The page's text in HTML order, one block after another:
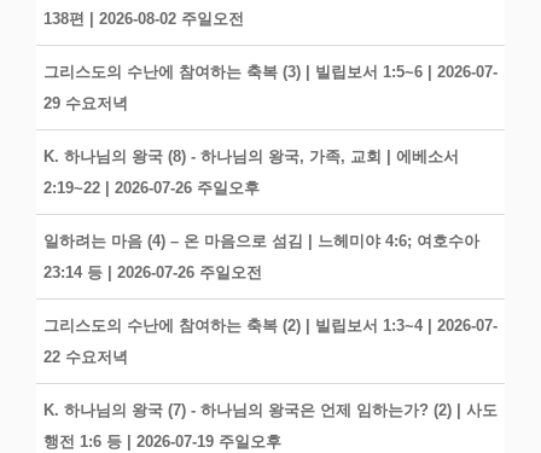
138편 | 2026-08-02 주일오전
그리스도의 수난에 참여하는 축복 (3) | 빌립보서 1:5~6 | 2026-07-
29 수요저녁
K. 하나님의 왕국 (8) - 하나님의 왕국, 가족, 교회 | 에베소서
2:19~22 | 2026-07-26 주일오후
일하려는 마음 (4) – 온 마음으로 섬김 | 느헤미야 4:6; 여호수아
23:14 등 | 2026-07-26 주일오전
그리스도의 수난에 참여하는 축복 (2) | 빌립보서 1:3~4 | 2026-07-
22 수요저녁
K. 하나님의 왕국 (7) - 하나님의 왕국은 언제 임하는가? (2) | 사도
행전 1:6 등 | 2026-07-19 주일오후